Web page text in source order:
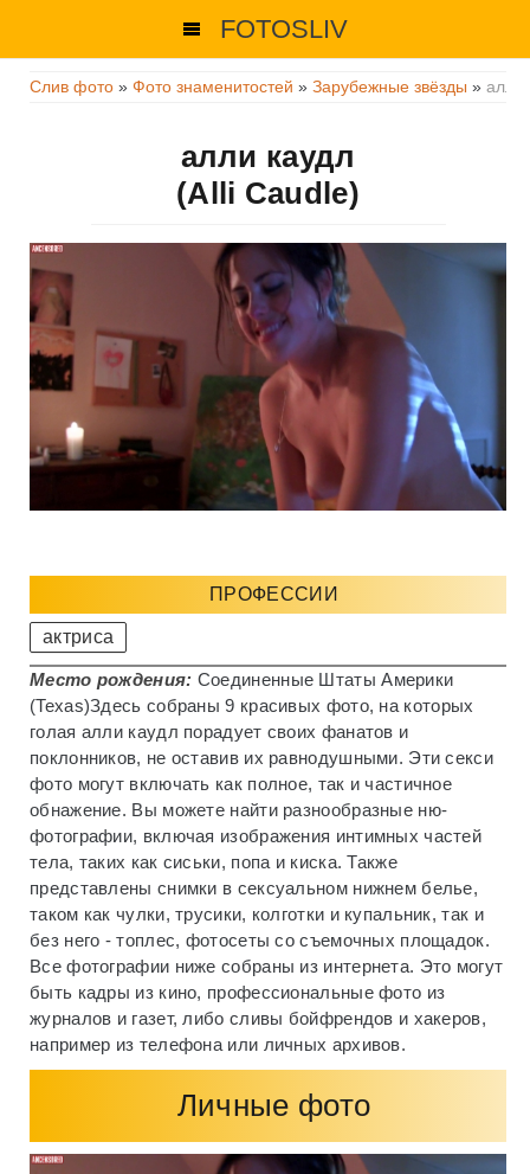
FOTOSLIV
Слив фото » Фото знаменитостей » Зарубежные звёзды » алли
алли каудл
(Alli Caudle)
ПРОФЕССИИ
актриса
Место рождения: Соединенные Штаты Америки
(Texas)Здесь собраны 9 красивых фото, на которых
голая алли каудл порадует своих фанатов и
поклонников, не оставив их равнодушными. Эти секси
фото могут включать как полное, так и частичное
обнажение. Вы можете найти разнообразные ню-
фотографии, включая изображения интимных частей
тела, таких как сиськи, попа и киска. Также
представлены снимки в сексуальном нижнем белье,
таком как чулки, трусики, колготки и купальник, так и
без него - топлес, фотосеты со съемочных площадок.
Все фотографии ниже собраны из интернета. Это могут
быть кадры из кино, профессиональные фото из
журналов и газет, либо сливы бойфрендов и хакеров,
например из телефона или личных архивов.
Личные фото